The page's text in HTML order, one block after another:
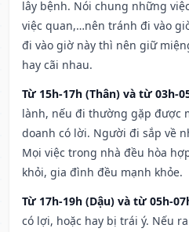
lây bệnh. Nói chung những
việc quan,…nên tránh đi vào
đi vào giờ này thì nên giữ
hay cãi nhau.
Từ 15h-17h (Thân) và từ 03h-
lành, nếu đi thường gặp được
doanh có lời. Người đi sắp về
Mọi việc trong nhà đều hòa
khỏi, gia đình đều mạnh khỏe.
Từ 17h-19h (Dậu) và từ 05h-
có lợi, hoặc hay bị trái ý. Nếu